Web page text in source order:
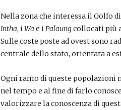
Nella zona che interessa il Golfo
Intha, iWa e iPalaungcollocati più
Sulle coste poste ad ovest sono
centrale dello stato, orientata a
Ogni ramo di queste popolazioni
nel tempo e al fine di farlo
valorizzare la conoscenza di